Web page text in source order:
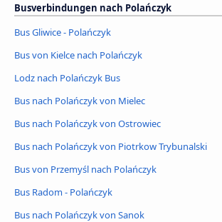
Busverbindungen nach Polańczyk
Bus Gliwice - Polańczyk
Bus von Kielce nach Polańczyk
Lodz nach Polańczyk Bus
Bus nach Polańczyk von Mielec
Bus nach Polańczyk von Ostrowiec
Bus nach Polańczyk von Piotrkow Trybunalski
Bus von Przemyśl nach Polańczyk
Bus Radom - Polańczyk
Bus nach Polańczyk von Sanok